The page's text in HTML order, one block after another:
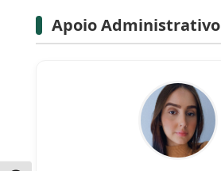
Apoio Administrativo